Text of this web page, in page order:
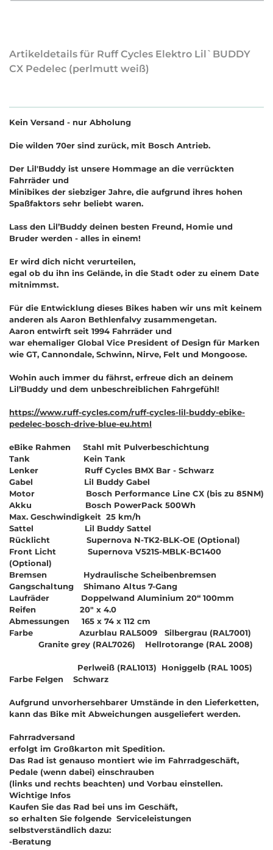
Artikeldetails für Ruff Cycles Elektro Lil`BUDDY
CX Pedelec (perlmutt weiß)
Kein Versand - nur Abholung
Die wilden 70er sind zurück, mit Bosch Antrieb.
Der Lil'Buddy ist unsere Hommage an die verrückten
Fahrräder und
Minibikes der siebziger Jahre, die aufgrund ihres hohen
Spaßfaktors sehr beliebt waren.
Lass den Lil’Buddy deinen besten Freund, Homie und
Bruder werden - alles in einem!
Er wird dich nicht verurteilen,
egal ob du ihn ins Gelände, in die Stadt oder zu einem Date
mitnimmst.
Für die Entwicklung dieses Bikes haben wir uns mit keinem
anderen als Aaron Bethlenfalvy zusammengetan.
Aaron entwirft seit 1994 Fahrräder und
war ehemaliger Global Vice President of Design für Marken
wie GT, Cannondale, Schwinn, Nirve, Felt und Mongoose.
Wohin auch immer du fährst, erfreue dich an deinem
Lil’Buddy und dem unbeschreiblichen Fahrgefühl!
https://www.ruff-cycles.com/ruff-cycles-lil-buddy-ebike-
pedelec-bosch-drive-blue-eu.html
eBike Rahmen Stahl mit Pulverbeschichtung
Tank Kein Tank
Lenker Ruff Cycles BMX Bar - Schwarz
Gabel Lil Buddy Gabel
Motor Bosch Performance Line CX (bis zu 85NM)
Akku Bosch PowerPack 500Wh
Max. Geschwindigkeit 25 km/h
Sattel Lil Buddy Sattel
Rücklicht Supernova N-TK2-BLK-OE (Optional)
Front Licht Supernova V521S-MBLK-BC1400
(Optional)
Bremsen Hydraulische Scheibenbremsen
Gangschaltung Shimano Altus 7-Gang
Laufräder Doppelwand Aluminium 20“ 100mm
Reifen 20" x 4.0
Abmessungen 165 x 74 x 112 cm
Farbe Azurblau RAL5009 Silbergrau (RAL7001)
Granite grey (RAL7026) Hellrotorange (RAL 2008)
Perlweiß (RAL1013) Honiggelb (RAL 1005)
Farbe Felgen Schwarz
Aufgrund unvorhersehbarer Umstände in den Lieferketten,
kann das Bike mit Abweichungen ausgeliefert werden.
Fahrradversand
erfolgt im Großkarton mit Spedition.
Das Rad ist genauso montiert wie im Fahrradgeschäft,
Pedale (wenn dabei) einschrauben
(links und rechts beachten) und Vorbau einstellen.
Wichtige Infos
Kaufen Sie das Rad bei uns im Geschäft,
so erhalten Sie folgende Serviceleistungen
selbstverständlich dazu:
-Beratung